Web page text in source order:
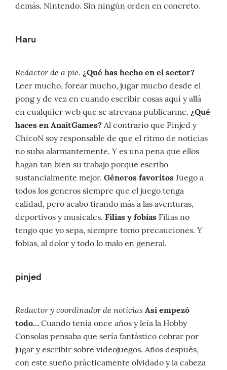
demás. Nintendo. Sin ningún orden en concreto.
Haru
Redactor de a pie. ¿Qué has hecho en el sector?
Leer mucho, forear mucho, jugar mucho desde el
pong y de vez en cuando escribir cosas aquí y allá
en cualquier web que se atrevana publicarme. ¿Qué
haces en AnaitGames? Al contrario que Pinjed y
ChicoN soy responsable de que el ritmo de noticias
no suba alarmantemente. Y es una pena que ellos
hagan tan bien su trabajo porque escribo
sustancialmente mejor. Géneros favoritos Juego a
todos los generos siempre que el juego tenga
calidad, pero acabo tirando más a las aventuras,
deportivos y musicales. Filias y fobias Filias no
tengo que yo sepa, siempre tomo precauciones. Y
fobias, al dolor y todo lo malo en general.
pinjed
Redactor y coordinador de noticias Así empezó
todo… Cuando tenía once años y leía la Hobby
Consolas pensaba que sería fantástico cobrar por
jugar y escribir sobre videojuegos. Años después,
con este sueño prácticamente olvidado y la cabeza